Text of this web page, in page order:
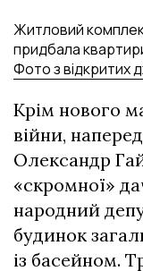
Житловий
придбала
Фото з відкритих
Крім нового
війни,
Олександр
«скромної»
народний
будинок
із басейном.